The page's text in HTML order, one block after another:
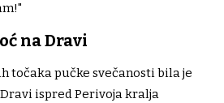
na Dravi
točaka pučke svečanosti bila je
ispred Perivoja kralja